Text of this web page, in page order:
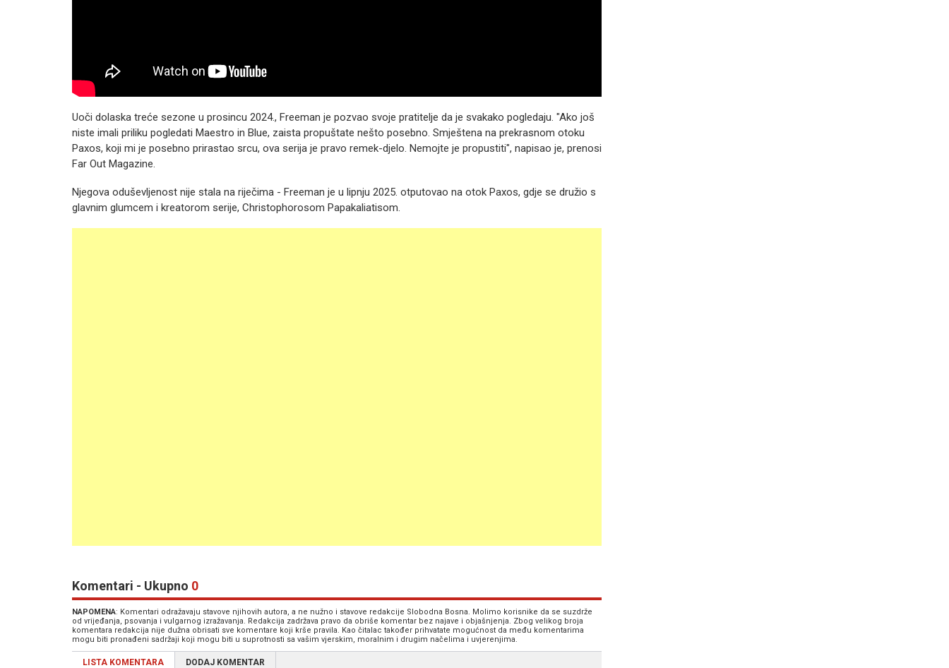
Uoči dolaska treće sezone u prosincu 2024., Freeman je pozvao svoje pratitelje da je svakako pogledaju. "Ako još
niste imali priliku pogledati Maestro in Blue, zaista propuštate nešto posebno. Smještena na prekrasnom otoku
Paxos, koji mi je posebno prirastao srcu, ova serija je pravo remek-djelo. Nemojte je propustiti", napisao je, prenosi
Far Out Magazine.
Njegova oduševljenost nije stala na riječima - Freeman je u lipnju 2025. otputovao na otok Paxos, gdje se družio s
glavnim glumcem i kreatorom serije, Christophorosom Papakaliatisom.
Komentari - Ukupno 0
NAPOMENA: Komentari odražavaju stavove njihovih autora, a ne nužno i stavove redakcije Slobodna Bosna. Molimo korisnike da se suzdrže
od vrijeđanja, psovanja i vulgarnog izražavanja. Redakcija zadržava pravo da obriše komentar bez najave i objašnjenja. Zbog velikog broja
komentara redakcija nije dužna obrisati sve komentare koji krše pravila. Kao čitalac također prihvatate mogućnost da među komentarima
mogu biti pronađeni sadržaji koji mogu biti u suprotnosti sa vašim vjerskim, moralnim i drugim načelima i uvjerenjima.
LISTA KOMENTARA DODAJ KOMENTAR